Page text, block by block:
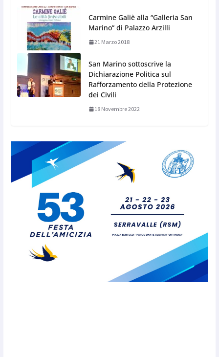
Carmine Galiè alla “Galleria San
Marino” di Palazzo Arzilli
21 Marzo 2018
San Marino sottoscrive la
Dichiarazione Politica sul
Rafforzamento della Protezione
dei Civili
18 Novembre 2022